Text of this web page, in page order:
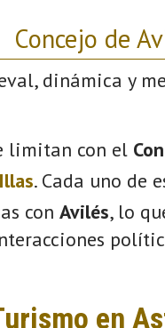
Concejo de
dinámica y
limitan con el
Illas. Cada uno de
con Avilés, lo